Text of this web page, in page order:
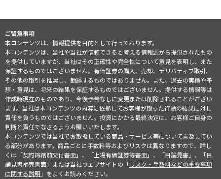
ご留意事項
本コンテンツは、情報提供を目的として行っております。
本コンテンツは、当社や当社が信頼できると考える情報源から提供されたもの
を提供していますが、当社はその正確性や完全性について意見を表明し、また
保証するものではございません。有価証券の購入、売却、デリバティブ取引、
その他の取引を推奨し、勧誘するものではありません。また、過去の実績や予
想・意見は、将来の結果を保証するものではございません。提供する情報等は
作成時現在のものであり、今後予告なしに変更または削除されることがござい
ます。当社は本コンテンツの内容に依拠してお客様が取った行動の結果に対し
責任を負うものではございません。投資にかかる最終決定は、お客様ご自身の
判断と責任でなさるようお願いいたします。
本コンテンツでは当社でお取扱している商品・サービス等について言及してい
る部分があります。商品ごとに手数料等およびリスクは異なりますので、詳し
くは「契約締結前交付書面」、「上場有価証券等書面」、「目論見書」、「目
論見書補完書面」または当社ウェブサイトの「リスク・手数料などの重要事項
に関する説明」をよくお読みください。